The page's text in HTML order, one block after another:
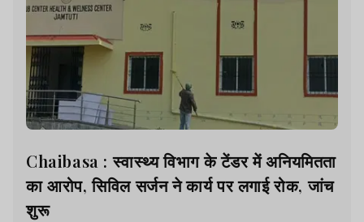
Chaibasa : स्वास्थ्य विभाग के टेंडर में अनियमितता
का आरोप, सिविल सर्जन ने कार्य पर लगाई रोक, जांच
शुरू